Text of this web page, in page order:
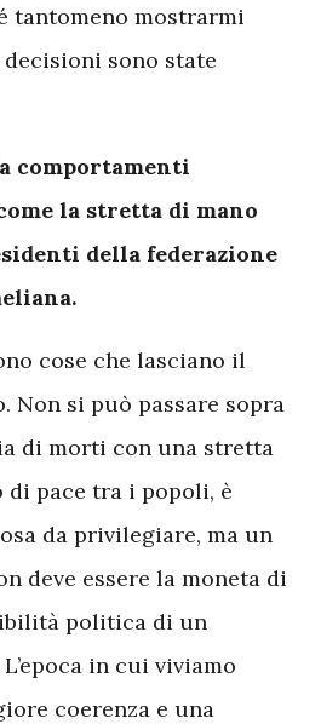
tantomeno mostrarmi
sono state
comportamenti
la stretta di mano
della federazione
cose che lasciano il
Non si può passare sopra
di morti con una stretta
di pace tra i popoli, è
da privilegiare, ma un
deve essere la moneta di
politica di un
in cui viviamo
coerenza e una